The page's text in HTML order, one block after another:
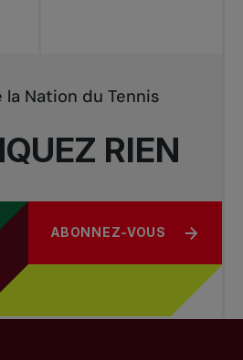
RIEN
Nation du Tennis
ABONNEZ-VOUS